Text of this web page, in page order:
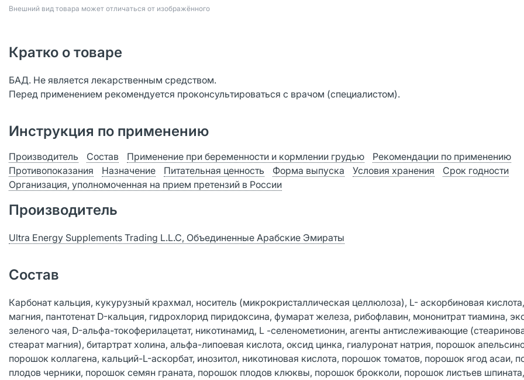
Bнешний вид товара может отличаться от изображённого
Кратко о товаре
БАД. Не является лекарственным средством.
Перед применением рекомендуется проконсультироваться с врачом (специалистом).
Инструкция по применению
Производитель Состав Применение при беременности и кормлении грудью
Рекомендации по применению
Противопоказания
Назначение Питательная ценность Форма выпуска Условия хранения
Срок годности
Организация, уполномоченная на прием претензий в России
Производитель
Ultra Energy Supplements Trading L.L.C, Объединенные Арабские Эмираты
Состав
Карбонат кальция, кукурузный крахмал, носитель (микрокристаллическая целлюлоза), L- аскорбиновая
магния, пантотенат D-кальция, гидрохлорид пиридоксина, фумарат железа, рибофлавин, мононитрат тиамина,
зеленого чая, D-альфа-токоферилацетат, никотинамид, L -селенометионин, агенты антислеживающие
стеарат магния), битартрат холина, альфа-липоевая кислота, оксид цинка, гиалуронат натрия, порошок
порошок коллагена, кальций-L-аскорбат, инозитол, никотиновая кислота, порошок томатов, порошок ягод асаи,
плодов черники, порошок семян граната, порошок плодов клюквы, порошок брокколи, порошок листьев